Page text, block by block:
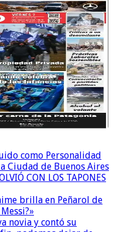
como Personalidad
Ciudad de Buenos Aires
CON LOS TAPONES
brilla en Peñarol de
novia y contó su